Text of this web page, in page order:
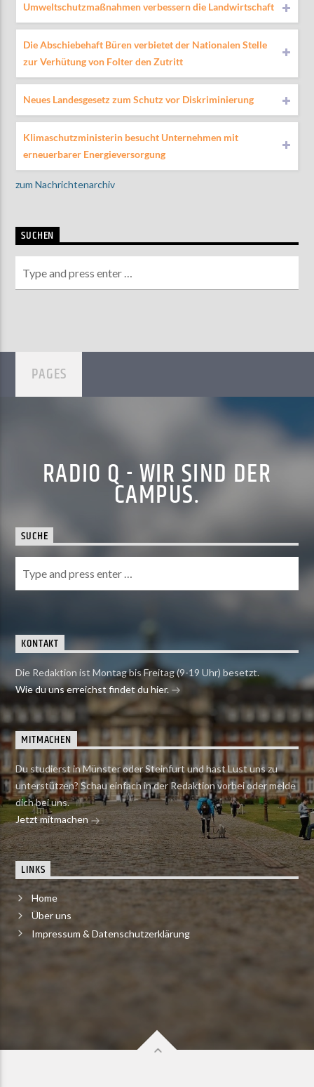
Umweltschutzmaßnahmen verbessern die Landwirtschaft
Die Abschiebehaft Büren verbietet der Nationalen Stelle
zur Verhütung von Folter den Zutritt
Neues Landesgesetz zum Schutz vor Diskriminierung
Klimaschutzministerin besucht Unternehmen mit
erneuerbarer Energieversorgung
zum Nachrichtenarchiv
SUCHEN
PAGES
RADIO Q - WIR SIND DER
CAMPUS.
SUCHE
KONTAKT
Die Redaktion ist Montag bis Freitag (9-19 Uhr) besetzt.
Wie du uns erreichst findet du hier.
MITMACHEN
Du studierst in Münster oder Steinfurt und hast Lust uns zu
unterstützen? Schau einfach in der Redaktion vorbei oder melde
dich bei uns.
Jetzt mitmachen
LINKS
Home
Über uns
Impressum & Datenschutzerklärung